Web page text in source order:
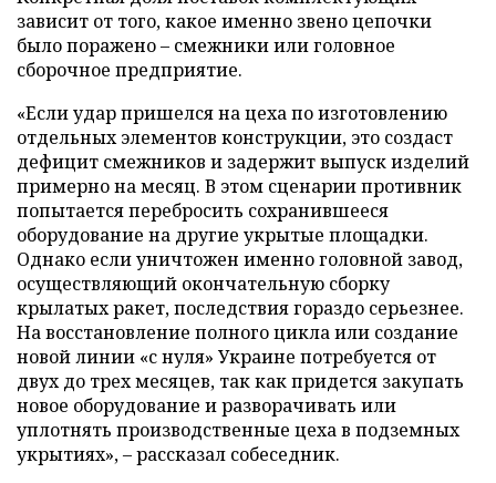
зависит от того, какое именно звено цепочки
было поражено – смежники или головное
сборочное предприятие.
«Если удар пришелся на цеха по изготовлению
отдельных элементов конструкции, это создаст
дефицит смежников и задержит выпуск изделий
примерно на месяц. В этом сценарии противник
попытается перебросить сохранившееся
оборудование на другие укрытые площадки.
Однако если уничтожен именно головной завод,
осуществляющий окончательную сборку
крылатых ракет, последствия гораздо серьезнее.
На восстановление полного цикла или создание
новой линии «с нуля» Украине потребуется от
двух до трех месяцев, так как придется закупать
новое оборудование и разворачивать или
уплотнять производственные цеха в подземных
укрытиях», – рассказал собеседник.